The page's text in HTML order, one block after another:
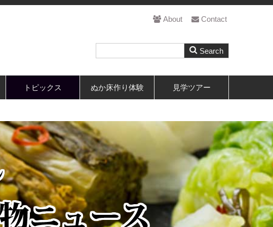
About Contact
トピックス ぬか床作り体験 見学ツアー